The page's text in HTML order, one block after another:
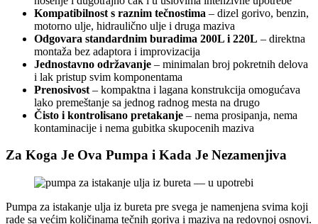
Kompatibilnost s raznim tečnostima – dizel gorivo, benzin,
motorno ulje, hidraulično ulje i druga maziva
Odgovara standardnim buradima 200L i 220L – direktna
montaža bez adaptora i improvizacija
Jednostavno održavanje – minimalan broj pokretnih delova
i lak pristup svim komponentama
Prenosivost – kompaktna i lagana konstrukcija omogućava
lako premeštanje sa jednog radnog mesta na drugo
Čisto i kontrolisano pretakanje – nema prosipanja, nema
kontaminacije i nema gubitka skupocenih maziva
Za Koga Je Ova Pumpa i Kada Je Nezamenjiva
Pumpa za istakanje ulja iz bureta pre svega je namenjena svima koji
rade sa većim količinama tečnih goriva i maziva na redovnoj osnovi.